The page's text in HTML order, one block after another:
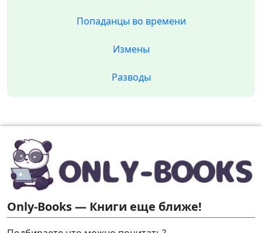
Попаданцы во времени
Измены
Разводы
Only-Books — Книги еще ближе!